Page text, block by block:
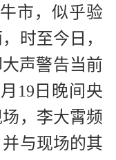
市，似乎验
时至今日，
声警告当前
19日晚间央
，李大霄频
与现场的其